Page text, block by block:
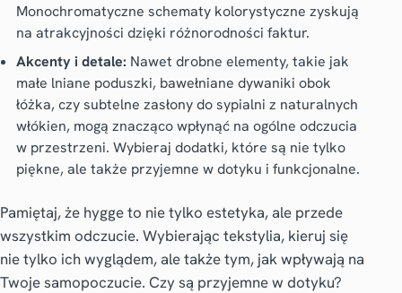
Monochromatyczne schematy kolorystyczne zyskują
na atrakcyjności dzięki różnorodności faktur.
Akcenty i detale: Nawet drobne elementy, takie jak
małe lniane poduszki, bawełniane dywaniki obok
łóżka, czy subtelne zasłony do sypialni z naturalnych
włókien, mogą znacząco wpłynąć na ogólne odczucia
w przestrzeni. Wybieraj dodatki, które są nie tylko
piękne, ale także przyjemne w dotyku i funkcjonalne.
Pamiętaj, że hygge to nie tylko estetyka, ale przede
wszystkim odczucie. Wybierając tekstylia, kieruj się
nie tylko ich wyglądem, ale także tym, jak wpływają na
Twoje samopoczucie. Czy są przyjemne w dotyku?